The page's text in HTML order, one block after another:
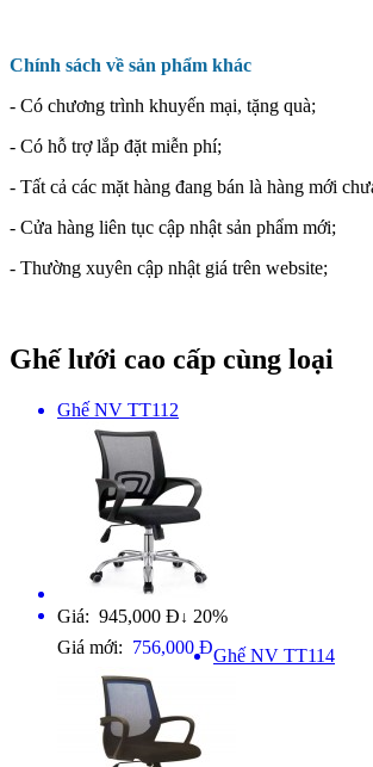
Chính sách về sản phẩm khác
- Có chương trình khuyến mại, tặng quà;
- Có hỗ trợ lắp đặt miễn phí;
- Tất cả các mặt hàng đang bán là hàng mới
- Cửa hàng liên tục cập nhật sản phẩm mới;
- Thường xuyên cập nhật giá trên website;
Ghế lưới cao cấp cùng loại
Ghế NV TT112
Giá: 945,000 Đ ↓ 20%
Giá mới: 756,000 ĐGhế NV TT114